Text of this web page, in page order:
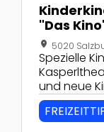
"Das
location_on 5020
Spezielle
und neue
Salzburg!